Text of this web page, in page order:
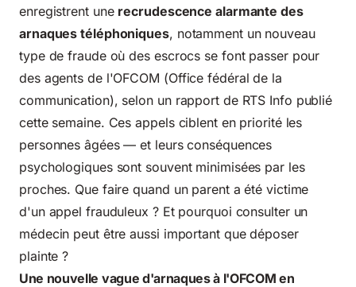
enregistrent une recrudescence alarmante des
arnaques téléphoniques, notamment un nouveau
type de fraude où des escrocs se font passer pour
des agents de l'OFCOM (Office fédéral de la
communication), selon un rapport de RTS Info publié
cette semaine. Ces appels ciblent en priorité les
personnes âgées — et leurs conséquences
psychologiques sont souvent minimisées par les
proches. Que faire quand un parent a été victime
d'un appel frauduleux ? Et pourquoi consulter un
médecin peut être aussi important que déposer
plainte ?
Une nouvelle vague d'arnaques à l'OFCOM en